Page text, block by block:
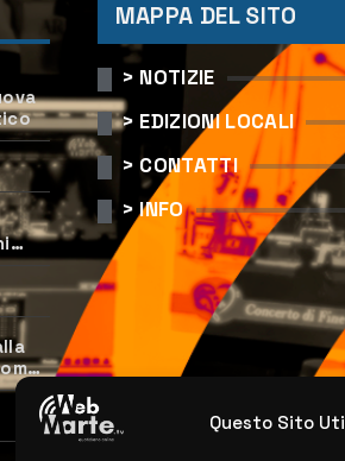
Questo Sito
MAPPA DEL SITO
> NOTIZIE
> EDIZIONI LOCALI
> CONTATTI
> INFO